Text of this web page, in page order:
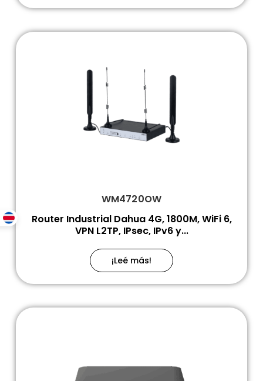
WM4720OW
Router Industrial Dahua 4G, 1800M, WiFi 6,
VPN L2TP, IPsec, IPv6 y...
¡Leé más!